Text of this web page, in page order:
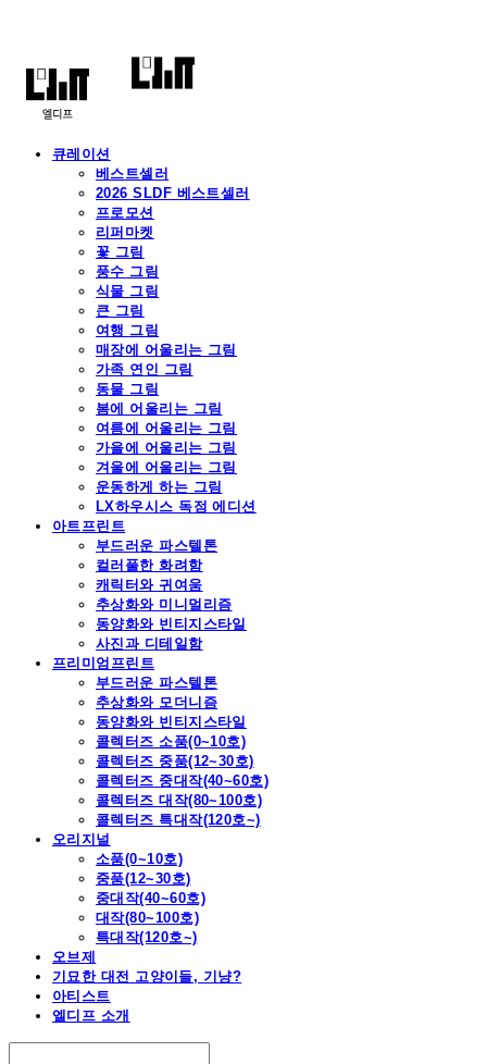
큐레이션
베스트셀러
2026 SLDF 베스트셀러
프로모션
리퍼마켓
꽃 그림
풍수 그림
식물 그림
큰 그림
여행 그림
매장에 어울리는 그림
가족 연인 그림
동물 그림
봄에 어울리는 그림
여름에 어울리는 그림
가을에 어울리는 그림
겨울에 어울리는 그림
운동하게 하는 그림
LX하우시스 독점 에디션
아트프린트
부드러운 파스텔톤
컬러풀한 화려함
캐릭터와 귀여움
추상화와 미니멀리즘
동양화와 빈티지스타일
사진과 디테일함
프리미엄프린트
부드러운 파스텔톤
추상화와 모더니즘
동양화와 빈티지스타일
콜렉터즈 소품(0~10호)
콜렉터즈 중품(12~30호)
콜렉터즈 중대작(40~60호)
콜렉터즈 대작(80~100호)
콜렉터즈 특대작(120호~)
오리지널
소품(0~10호)
중품(12~30호)
중대작(40~60호)
대작(80~100호)
특대작(120호~)
오브제
기묘한 대전 고양이들, 기냥?
아티스트
엘디프 소개